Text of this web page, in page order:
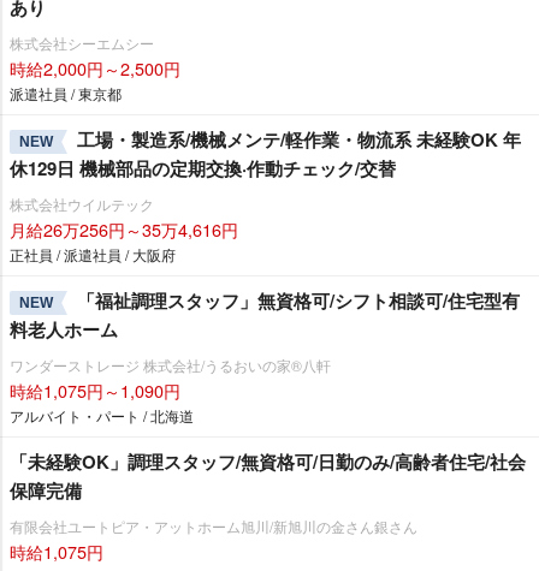
あり
株式会社シーエムシー
時給2,000円～2,500円
派遣社員 / 東京都
NEW
工場・製造系/機械メンテ/軽作業・物流系 未経験OK 年
休129日 機械部品の定期交換·作動チェック/交替
株式会社ウイルテック
月給26万256円～35万4,616円
正社員 / 派遣社員 / 大阪府
NEW
「福祉調理スタッフ」無資格可/シフト相談可/住宅型有
料老人ホーム
ワンダーストレージ 株式会社/うるおいの家®八軒
時給1,075円～1,090円
アルバイト・パート / 北海道
「未経験OK」調理スタッフ/無資格可/日勤のみ/高齢者住宅/社会
保障完備
有限会社ユートピア・アットホーム旭川/新旭川の金さん銀さん
時給1,075円